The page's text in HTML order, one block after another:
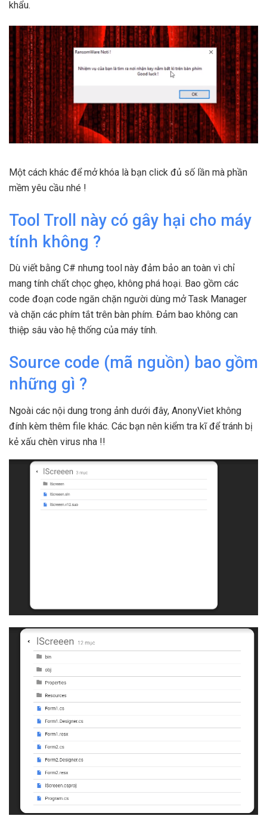
khẩu.
Một cách khác để mở khóa là bạn click đủ số lần mà phần
mềm yêu cầu nhé !
Tool Troll này có gây hại cho máy
tính không ?
Dù viết bằng C# nhưng tool này đảm bảo an toàn vì chỉ
mang tính chất chọc ghẹo, không phá hoại. Bao gồm các
code đoạn code ngăn chặn người dùng mở Task Manager
và chặn các phím tắt trên bàn phím. Đảm bao không can
thiệp sâu vào hệ thống của máy tính.
Source code (mã nguồn) bao gồm
những gì ?
Ngoài các nội dung trong ảnh dưới đây, AnonyViet không
đính kèm thêm file khác. Các bạn nên kiểm tra kĩ để tránh bị
kẻ xấu chèn virus nha !!